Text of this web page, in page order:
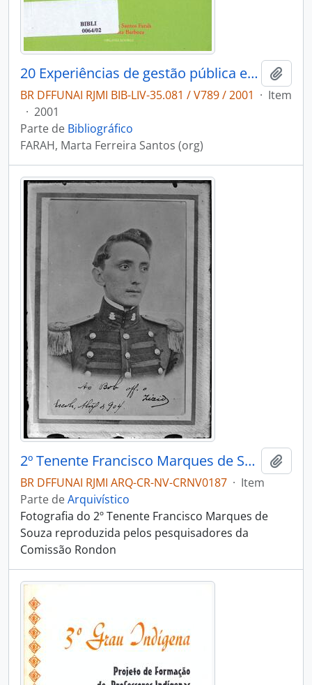
20 Experiências de gestão pública e cidadania
BR DFFUNAI RJMI BIB-LIV-35.081 / V789 / 2001 · Item
· 2001
Parte de Bibliográfico
FARAH, Marta Ferreira Santos (org)
2º Tenente Francisco Marques de Souza
BR DFFUNAI RJMI ARQ-CR-NV-CRNV0187 · Item
Parte deArquivístico
Fotografia do 2º Tenente Francisco Marques de
Souza reproduzida pelos pesquisadores da
Comissão Rondon